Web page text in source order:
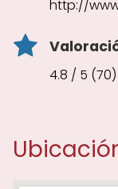
http://
4.8 / 5 (70)